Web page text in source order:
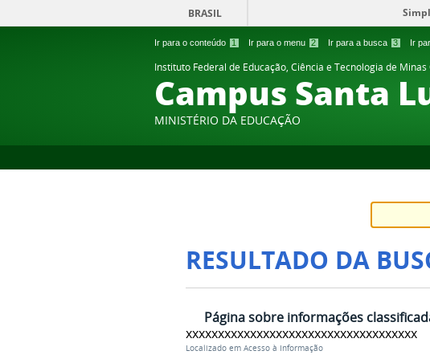
Ir para o conteúdo 1 Ir para o menu 2 Ir para a busca 3 Ir
BRASIL
Instituto Federal de Educação, Ciência e Tecnologia de Minas
Campus Santa
MINISTÉRIO DA EDUCAÇÃO
RESULTADO DA
Página sobre informações
xxxxxxxxxxxxxxxxxxxxxxxxxxxxxxxxxxxx
Localizado em Acesso à Informação